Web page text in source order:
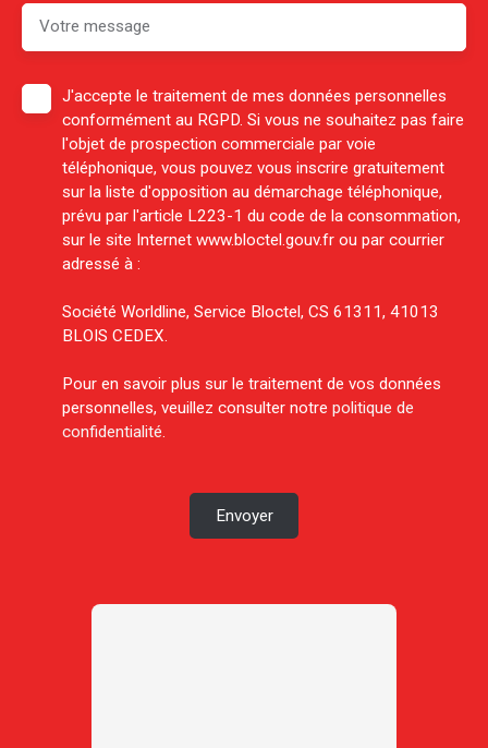
Votre message
J'accepte le traitement de mes données personnelles
conformément au RGPD. Si vous ne souhaitez pas faire
l'objet de prospection commerciale par voie
téléphonique, vous pouvez vous inscrire gratuitement
sur la liste d'opposition au démarchage téléphonique,
prévu par l'article L223-1 du code de la consommation,
sur le site Internet www.bloctel.gouv.fr ou par courrier
adressé à :
Société Worldline, Service Bloctel, CS 61311, 41013
BLOIS CEDEX.
Pour en savoir plus sur le traitement de vos données
personnelles, veuillez consulter notre politique de
confidentialité.
Envoyer